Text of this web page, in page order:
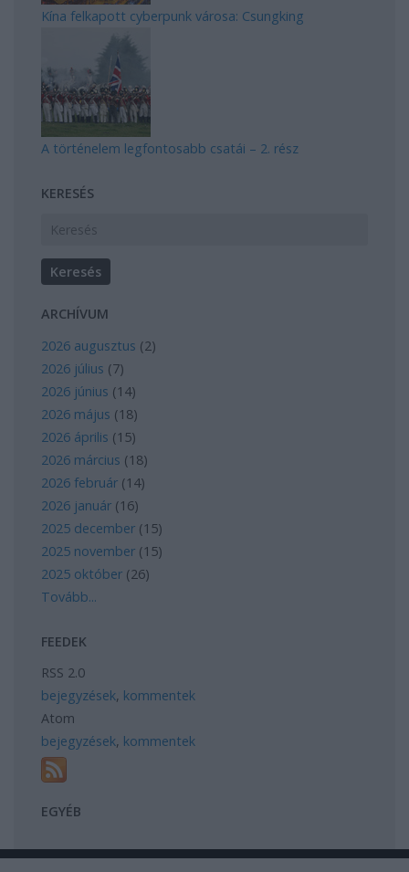
Kína felkapott cyberpunk városa: Csungking
A történelem legfontosabb csatái – 2. rész
KERESÉS
ARCHÍVUM
2026 augusztus (2)
2026 július (7)
2026 június (14)
2026 május (18)
2026 április (15)
2026 március (18)
2026 február (14)
2026 január (16)
2025 december (15)
2025 november (15)
2025 október (26)
Tovább...
FEEDEK
RSS 2.0
bejegyzések, kommentek
Atom
bejegyzések, kommentek
EGYÉB